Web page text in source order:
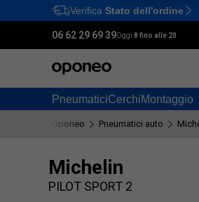
Ctrl
Verifica Stato dell'ordine
06 62 29 69 39Oggi:8 fino alle 20
PneumaticiCerchiMontaggio
Oponeo Pneumatici auto
Michelin
PILOT SPORT 2